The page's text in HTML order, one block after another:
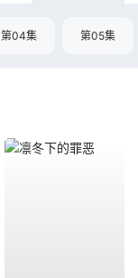
第04集 第05集